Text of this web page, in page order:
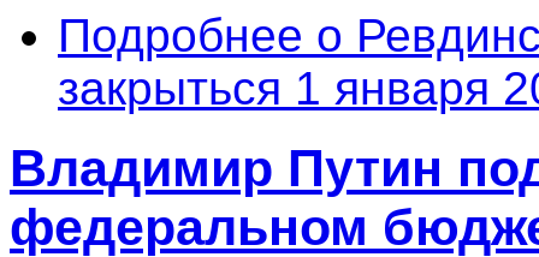
Подробнее о
закрыться 1 января
Владимир Путин
федеральном